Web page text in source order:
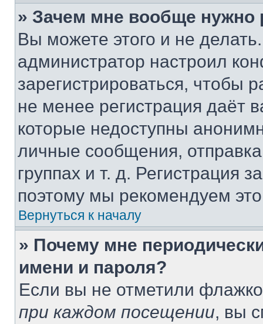
» Зачем мне вообще нужно
Вы можете этого и не
администратор настроил
зарегистрироваться, чтобы
не менее регистрация даёт
которые недоступны
личные сообщения,
группах и т. д. Регистрация
поэтому мы рекомендуем
Вернуться к началу
» Почему мне
имени и пароля?
Если вы не отметили
при каждом посещении, вы